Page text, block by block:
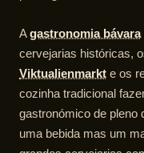
Agastronomia bávara
cervejarias históricas,
Viktualienmarkt e os
cozinha tradicional
gastronómico de pleno
uma bebida mas um